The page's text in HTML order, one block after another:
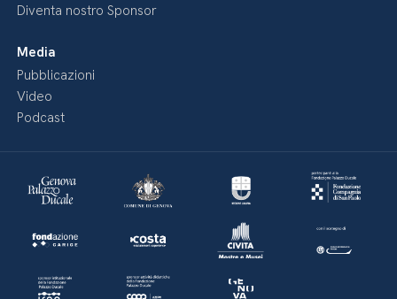
Diventa nostro Sponsor
Media
Pubblicazioni
Video
Podcast